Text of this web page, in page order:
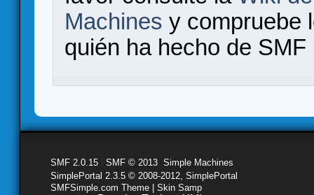
Machines y compruebe
quién ha hecho de
SMF 2.0.15 SMF © 2013 Simple Machines
SimplePortal 2.3.5 © 2008-2012, SimplePortal
SMFSimple.com Theme | Skin Samp